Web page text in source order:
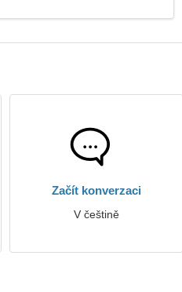
Začít konverzaci
V češtině